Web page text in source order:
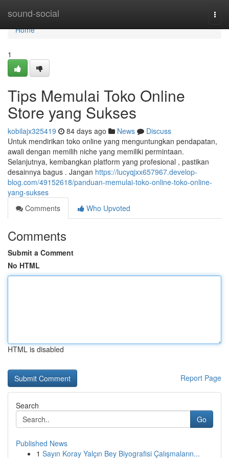
sound-social
Home
Home
1
Tips Memulai Toko Online
Store yang Sukses
kobilajx325419 84 days ago News
Discuss
Untuk mendirikan toko online yang menguntungkan pendapatan,
awali dengan memilih niche yang memiliki permintaan.
Selanjutnya, kembangkan platform yang profesional , pastikan
desainnya bagus . Jangan https://lucyqjxx657967.develop-
blog.com/49152618/panduan-memulai-toko-online-toko-online-
yang-sukses
Comments
Who Upvoted
Comments
Submit a Comment
No HTML
HTML is disabled
Report Page
Search
Go
Published News
1 Sayın Koray Yalçın Bey Biyografisi Çalışmaların...